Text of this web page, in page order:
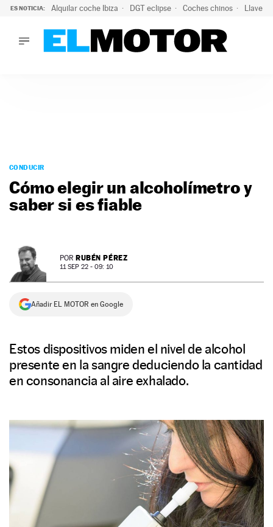
ES NOTICIA: Alquilar coche Ibiza DGT eclipse Coches chinos Llaves
PODCAST
MOTOS
TECNOLOGÍA
PREMIOS
SERVICIOS
CONDUCIR
Cómo elegir un alcoholímetro y
saber si es fiable
POR RUBÉN PÉREZ
11 SEP 22 - 09: 10
Añadir EL MOTOR en Google
Estos dispositivos miden el nivel de alcohol
presente en la sangre deduciendo la cantidad
en consonancia al aire exhalado.